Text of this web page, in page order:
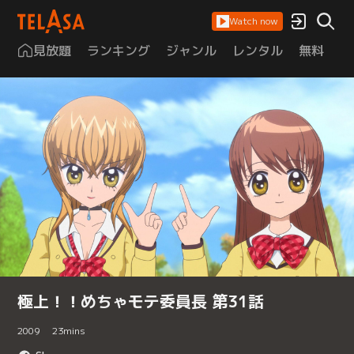
Watch now
見放題 ランキング ジャンル レンタル 無料
極上！！めちゃモテ委員長 第31話
2009 23mins